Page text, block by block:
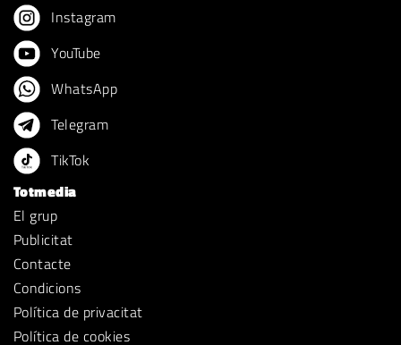
Instagram
YouTube
WhatsApp
Telegram
TikTok
Totmedia
El grup
Publicitat
Contacte
Condicions
Política de privacitat
Política de cookies